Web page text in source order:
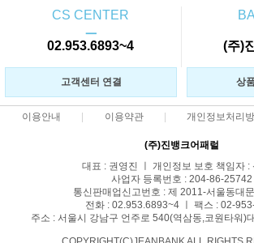
CS CENTER
ㅡ
02.953.6893~4
(주)
고객센터 연결 상
이용안내 이용약관 개인정보처리
(주)진뱅크어패럴
대표 : 권영진 ㅣ 개인정보 보호 책임자 :
사업자 등록번호 : 204-86-25742
통신판매업신고번호 : 제 2011-서울동대
전화 : 02.953.6893~4 ㅣ 팩스 : 02-
주소 : 서울시 강남구 언주로 540(역삼동,코원타워)